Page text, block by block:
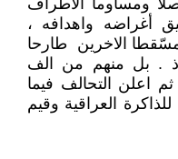
ومساوما الاطراف
أغراضه واهدافه ،
الاخرين طارحا
. بل منهم من الف
اعلن التحالف فيما
العراقية وقيم